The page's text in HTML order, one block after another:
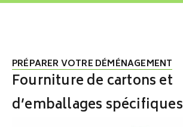
PRÉPARER VOTRE DÉMÉNAGEMENT
Fourniture de cartons et
d’emballages spécifiques